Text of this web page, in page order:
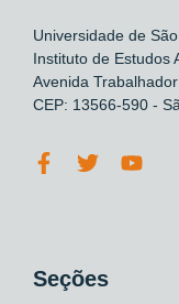
Universidade de
Instituto de Estudos
Avenida
CEP: 13566-590 -
Seções